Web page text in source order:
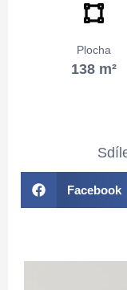
Plocha
138 m²
Facebook